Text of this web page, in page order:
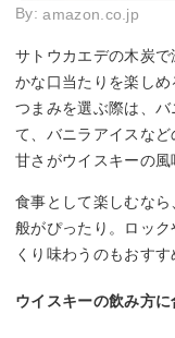
By:amazon.co.jp
サトウカエデの木炭
かな口当たりを楽し
つまみを選ぶ際は、
て、バニラアイスな
甘さがウイスキーの風
食事として楽しむな
般がぴったり。ロッ
くり味わうのもおすす
ウイスキーの飲み方